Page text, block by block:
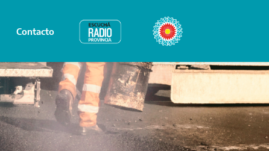
Contacto Radio Provincia Bicentenario